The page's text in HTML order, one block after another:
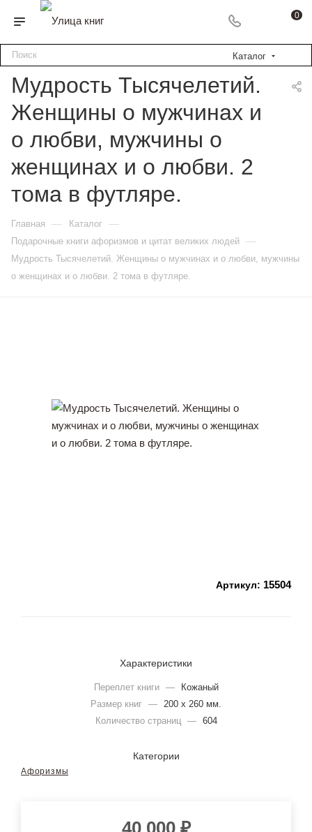
0
Мудрость Тысячелетий.
Женщины о мужчинах и
о любви, мужчины о
женщинах и о любви. 2
тома в футляре.
Главная — Каталог —
Подарочные книги афоризмов и цитат великих людей —
Мудрость Тысячелетий. Женщины о мужчинах и о любви, мужчины
о женщинах и о любви. 2 тома в футляре.
Артикул: 15504
Характеристики
Переплет книги —
Кожаный
Размер книг — 200 х 260 мм.
Количество страниц — 604
Категории
Афоризмы
Каталог